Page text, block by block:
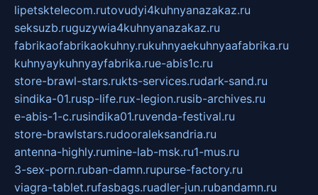
lipetsktelecom.rutovudyi4kuhnyanazakaz.ru
seksuzb.ruguzywia4kuhnyanazakaz.ru
fabrikaofabrikaokuhny.rukuhnyaekuhnyaafabrika.ru
kuhnyaykuhnyayfabrika.rue-abis1c.ru
store-brawl-stars.rukts-services.rudark-sand.ru
sindika-01.rusp-life.rux-legion.rusib-archives.ru
e-abis-1-c.rusindika01.ruvenda-festival.ru
store-brawlstars.rudooraleksandria.ru
antenna-highly.rumine-lab-msk.ru1-mus.ru
3-sex-porn.ruban-damn.rupurse-factory.ru
viagra-tablet.rufasbags.ruadler-jun.rubandamn.ru